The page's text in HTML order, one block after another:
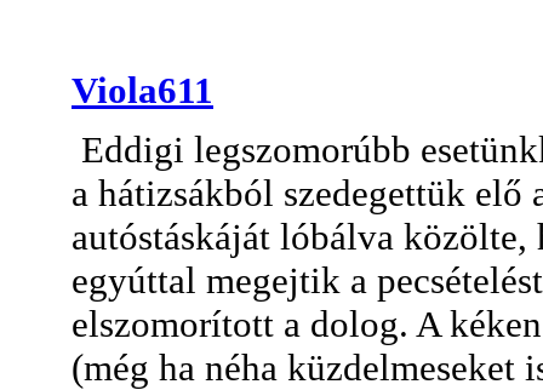
Viola611
Eddigi legszomorúbb
a hátizsákból szedegettük
autóstáskáját lóbálva
egyúttal megejtik a
elszomorított a dolog. A
(még ha néha küzdelmeseket